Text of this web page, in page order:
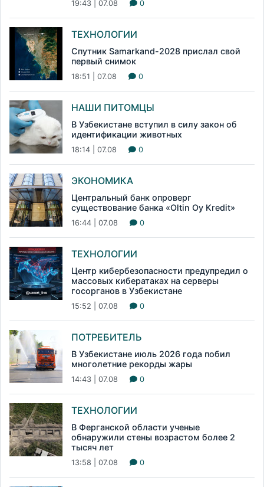
19:43 | 07.08 0
ТЕХНОЛОГИИ
Спутник Samarkand-2028 прислал свой
первый снимок
18:51 | 07.08 0
НАШИ ПИТОМЦЫ
В Узбекистане вступил в силу закон об
идентификации животных
18:14 | 07.08 0
ЭКОНОМИКА
Центральный банк опроверг
существование банка «Oltin Oy Kredit»
16:44 | 07.08 0
ТЕХНОЛОГИИ
Центр кибербезопасности предупредил о
массовых кибератаках на серверы
госорганов в Узбекистане
15:52 | 07.08 0
ПОТРЕБИТЕЛЬ
В Узбекистане июль 2026 года побил
многолетние рекорды жары
14:43 | 07.08 0
ТЕХНОЛОГИИ
В Ферганской области ученые
обнаружили стены возрастом более 2
тысяч лет
13:58 | 07.08 0